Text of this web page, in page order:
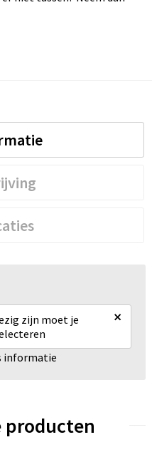
zijn moet je
×
informatie
producten